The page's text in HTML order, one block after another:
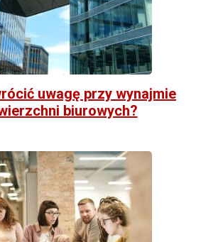
uwagę przy wynajmie
biurowych?